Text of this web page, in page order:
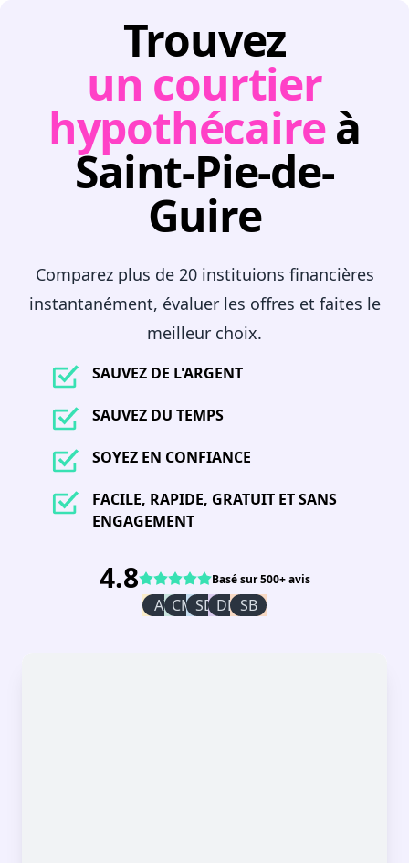
Trouvez
un courtier
hypothécaireà
Saint-Pie-de-
Guire
Comparez plus de 20 instituions financières
instantanément, évaluer les offres et faites le
meilleur choix.
SAUVEZ DE L'ARGENT
SAUVEZ DU TEMPS
SOYEZ EN CONFIANCE
FACILE, RAPIDE, GRATUIT ET SANS
ENGAGEMENT
4.8 Basé sur 500+ avis
AI CM SD DR SB